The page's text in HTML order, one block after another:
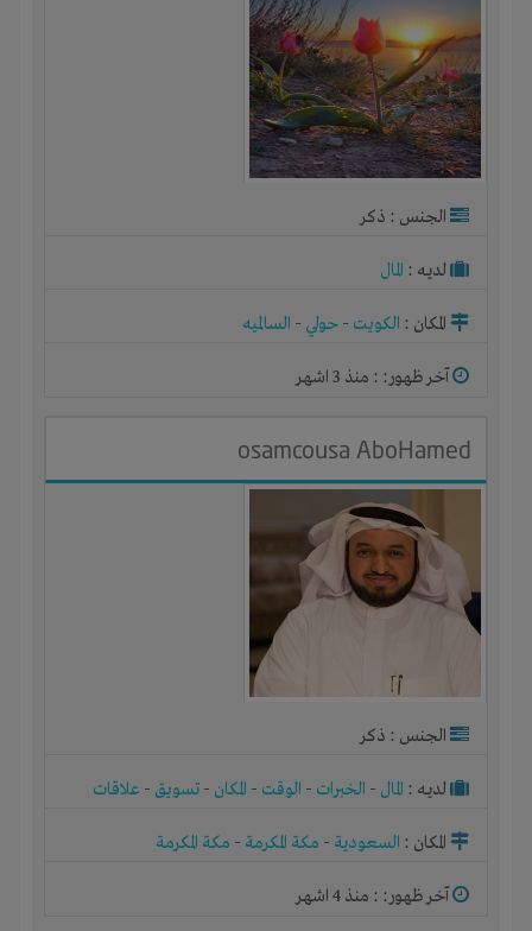
الجنس : ذكر
لديـه : المال
المكان : الكويت - حولي - السالميه
آخر ظهور: : منذ 3 اشهر
osamcousa AboHamed
الجنس : ذكر
لديـه : المال - الخبرات - الوقت - المكان - تسويق - علاقات
المكان : السعودية - مكة المكرمة - مكة المكرمة
آخر ظهور: : منذ 4 اشهر